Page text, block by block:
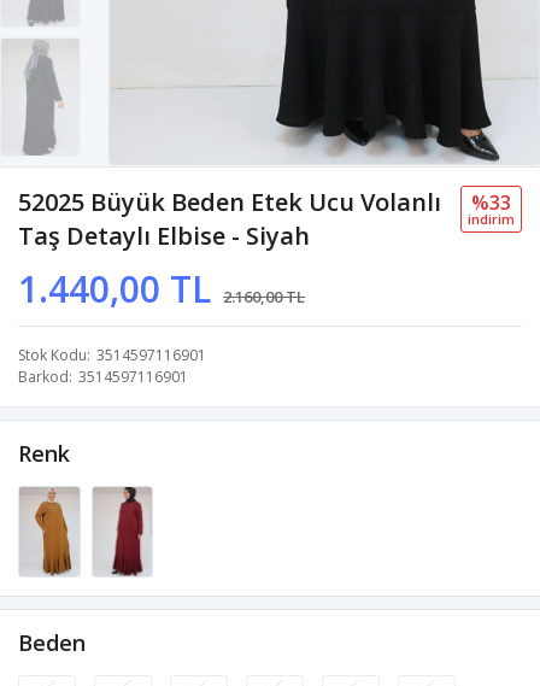
52025 Büyük Beden Etek Ucu Volanlı
Taş Detaylı Elbise - Siyah
1.440,00 TL 2.160,00 TL
%33
i̇ndi̇ri̇m
Stok Kodu 3514597116901
Barkod 3514597116901
Renk
Beden